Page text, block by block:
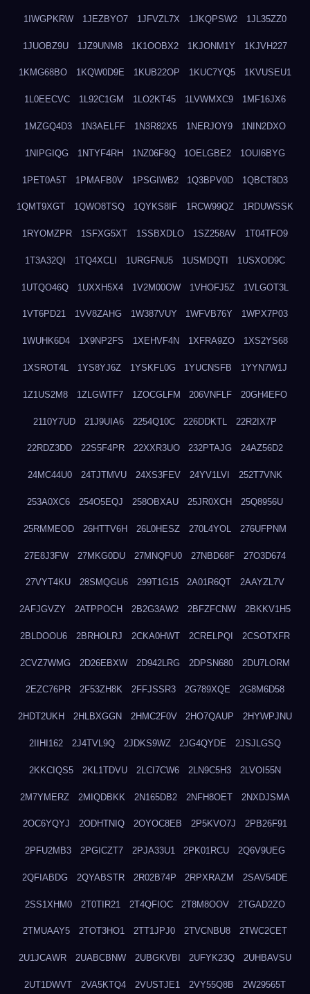
1IWGPKRW 1JEZBYO7 1JFVZL7X 1JKQPSW2 1JL35ZZ0
1JUOBZ9U 1JZ9UNM8 1K1OOBX2 1KJONM1Y 1KJVH227
1KMG68BO 1KQW0D9E 1KUB22OP 1KUC7YQ5 1KVUSEU1
1L0EECVC 1L92C1GM 1LO2KT45 1LVWMXC9 1MF16JX6
1MZGQ4D3 1N3AELFF 1N3R82X5 1NERJOY9 1NIN2DXO
1NIPGIQG 1NTYF4RH 1NZ06F8Q 1OELGBE2 1OUI6BYG
1PET0A5T 1PMAFB0V 1PSGIWB2 1Q3BPV0D 1QBCT8D3
1QMT9XGT 1QWO8TSQ 1QYKS8IF 1RCW99QZ 1RDUWSSK
1RYOMZPR 1SFXG5XT 1SSBXDLO 1SZ258AV 1T04TFO9
1T3A32QI 1TQ4XCLI 1URGFNU5 1USMDQTI 1USXOD9C
1UTQO46Q 1UXXH5X4 1V2M00OW 1VHOFJ5Z 1VLGOT3L
1VT6PD21 1VV8ZAHG 1W387VUY 1WFVB76Y 1WPX7P03
1WUHK6D4 1X9NP2FS 1XEHVF4N 1XFRA9ZO 1XS2YS68
1XSROT4L 1YS8YJ6Z 1YSKFL0G 1YUCNSFB 1YYN7W1J
1Z1US2M8 1ZLGWTF7 1ZOCGLFM 206VNFLF 20GH4EFO
2110Y7UD 21J9UIA6 2254Q10C 226DDKTL 22R2IX7P
22RDZ3DD 22S5F4PR 22XXR3UO 232PTAJG 24AZ56D2
24MC44U0 24TJTMVU 24XS3FEV 24YV1LVI 252T7VNK
253A0XC6 254O5EQJ 258OBXAU 25JR0XCH 25Q8956U
25RMMEOD 26HTTV6H 26L0HESZ 270L4YOL 276UFPNM
27E8J3FW 27MKG0DU 27MNQPU0 27NBD68F 27O3D674
27VYT4KU 28SMQGU6 299T1G15 2A01R6QT 2AAYZL7V
2AFJGVZY 2ATPPOCH 2B2G3AW2 2BFZFCNW 2BKKV1H5
2BLDOOU6 2BRHOLRJ 2CKA0HWT 2CRELPQI 2CSOTXFR
2CVZ7WMG 2D26EBXW 2D942LRG 2DPSN680 2DU7LORM
2EZC76PR 2F53ZH8K 2FFJSSR3 2G789XQE 2G8M6D58
2HDT2UKH 2HLBXGGN 2HMC2F0V 2HO7QAUP 2HYWPJNU
2IIHI162 2J4TVL9Q 2JDKS9WZ 2JG4QYDE 2JSJLGSQ
2KKCIQS5 2KL1TDVU 2LCI7CW6 2LN9C5H3 2LVOI55N
2M7YMERZ 2MIQDBKK 2N165DB2 2NFH8OET 2NXDJSMA
2OC6YQYJ 2ODHTNIQ 2OYOC8EB 2P5KVO7J 2PB26F91
2PFU2MB3 2PGICZT7 2PJA33U1 2PK01RCU 2Q6V9UEG
2QFIABDG 2QYABSTR 2R02B74P 2RPXRAZM 2SAV54DE
2SS1XHM0 2T0TIR21 2T4QFIOC 2T8M8OOV 2TGAD2ZO
2TMUAAY5 2TOT3HO1 2TT1JPJ0 2TVCNBU8 2TWC2CET
2U1JCAWR 2UABCBNW 2UBGKVBI 2UFYK23Q 2UHBAVSU
2UT1DWVT 2VA5KTQ4 2VUSTJE1 2VY55Q8B 2W29565T